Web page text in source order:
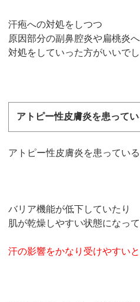
汗疱への対処をしつつ
原因部分の副鼻腔炎や扁桃炎
対処をしていった方がいいでし
アトピー性皮膚炎を患って
アトピー性皮膚炎を患ってい
バリア機能が低下していたり
肌が乾燥しやすい状態になっ
汗の影響をかなり受けやすいと